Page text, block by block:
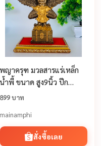
พญาครุฑ มวลสารแร่เหล็ก
น้ำพี้ ขนาด สูง9นิ้ว ปีก
กว้าง9นิ้ว หน้าตัก3นิ้ว
899 บาท
mainamphi
สั่งซื้อเลย